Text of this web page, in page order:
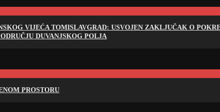
VIJEĆA TOMISLAVGRAD: USVOJEN ZAKLJUČAK O
DUVANJSKOG POLJA
PROSTORU